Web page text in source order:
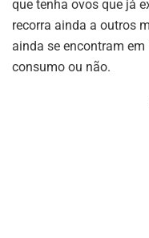
que tenha ovos que já
recorra ainda a outros
ainda se encontram
consumo ou não.